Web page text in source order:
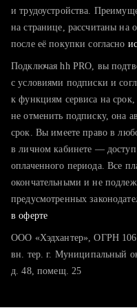
тратите много
хотите сравнить себя
и трудоустройства.
на странице, рассчитаны на
после её покупки согласно
Подключая hh PRO, вы
с условиями подписки и
к функциям сервиса на
не отменить подписку, она
срок. Вы имеете право в
в личном кабинете — доступ
оплаченного периода. Все
окончательными и не
предусмотренных
в оферте
ООО «Хэдхантер», ОГРН
вн. тер. г. Муниципальный
д. 48, помещ. 25